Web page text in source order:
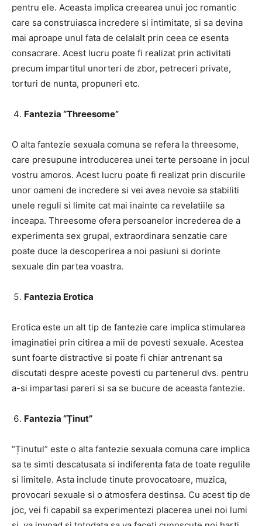
pentru ele. Aceasta implica creearea unui joc romantic
care sa construiasca incredere si intimitate, si sa devina
mai aproape unul fata de celalalt prin ceea ce esenta
consacrare. Acest lucru poate fi realizat prin activitati
precum impartitul unorteri de zbor, petreceri private,
torturi de nunta, propuneri etc.
Fantezia “Threesome”
O alta fantezie sexuala comuna se refera la threesome,
care presupune introducerea unei terte persoane in jocul
vostru amoros. Acest lucru poate fi realizat prin discurile
unor oameni de incredere si vei avea nevoie sa stabiliti
unele reguli si limite cat mai inainte ca revelatiile sa
inceapa. Threesome ofera persoanelor increderea de a
experimenta sex grupal, extraordinara senzatie care
poate duce la descoperirea a noi pasiuni si dorinte
sexuale din partea voastra.
Fantezia Erotica
Erotica este un alt tip de fantezie care implica stimularea
imaginatiei prin citirea a mii de povesti sexuale. Acestea
sunt foarte distractive si poate fi chiar antrenant sa
discutati despre aceste povesti cu partenerul dvs. pentru
a-si impartasi pareri si sa se bucure de aceasta fantezie.
Fantezia “Ținut”
“Ținutul” este o alta fantezie sexuala comuna care implica
sa te simti descatusata si indiferenta fata de toate regulile
si limitele. Asta include tinute provocatoare, muzica,
provocari sexuale si o atmosfera destinsa. Cu acest tip de
joc, vei fi capabil sa experimentezi placerea unei noi lumi